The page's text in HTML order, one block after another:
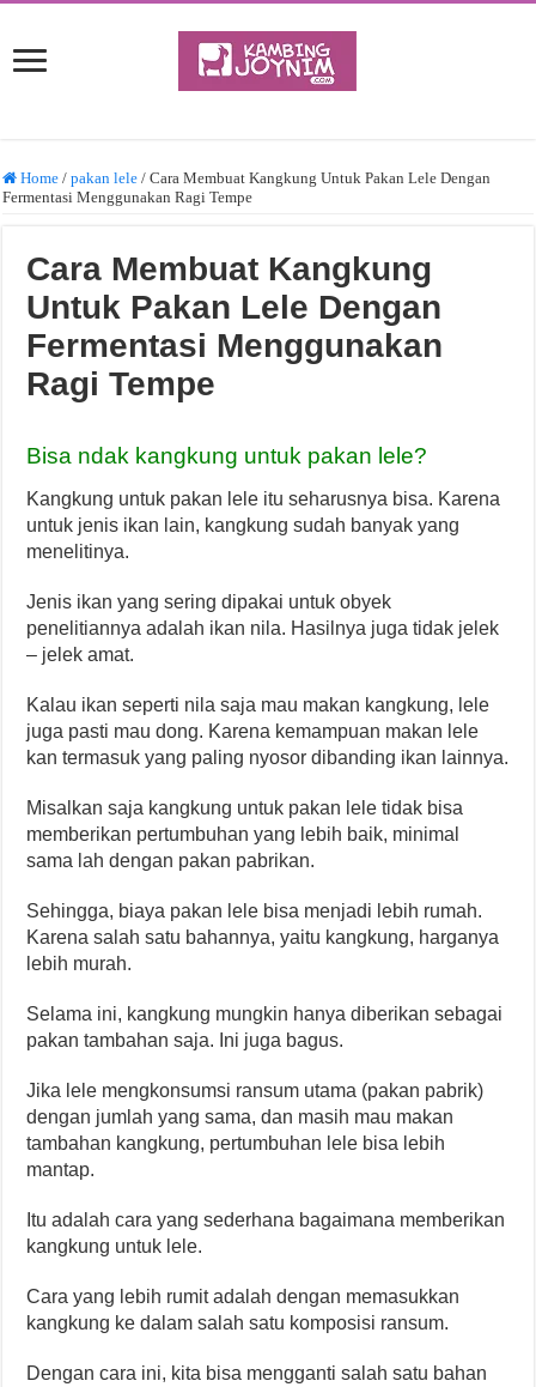
Home / pakan lele / Cara Membuat Kangkung Untuk Pakan Lele Dengan
Fermentasi Menggunakan Ragi Tempe
Cara Membuat Kangkung
Untuk Pakan Lele Dengan
Fermentasi Menggunakan
Ragi Tempe
Bisa ndak kangkung untuk pakan lele?
Kangkung untuk pakan lele itu seharusnya bisa. Karena
untuk jenis ikan lain, kangkung sudah banyak yang
menelitinya.
Jenis ikan yang sering dipakai untuk obyek
penelitiannya adalah ikan nila. Hasilnya juga tidak jelek
– jelek amat.
Kalau ikan seperti nila saja mau makan kangkung, lele
juga pasti mau dong. Karena kemampuan makan lele
kan termasuk yang paling nyosor dibanding ikan lainnya.
Misalkan saja kangkung untuk pakan lele tidak bisa
memberikan pertumbuhan yang lebih baik, minimal
sama lah dengan pakan pabrikan.
Sehingga, biaya pakan lele bisa menjadi lebih rumah.
Karena salah satu bahannya, yaitu kangkung, harganya
lebih murah.
Selama ini, kangkung mungkin hanya diberikan sebagai
pakan tambahan saja. Ini juga bagus.
Jika lele mengkonsumsi ransum utama (pakan pabrik)
dengan jumlah yang sama, dan masih mau makan
tambahan kangkung, pertumbuhan lele bisa lebih
mantap.
Itu adalah cara yang sederhana bagaimana memberikan
kangkung untuk lele.
Cara yang lebih rumit adalah dengan memasukkan
kangkung ke dalam salah satu komposisi ransum.
Dengan cara ini, kita bisa mengganti salah satu bahan